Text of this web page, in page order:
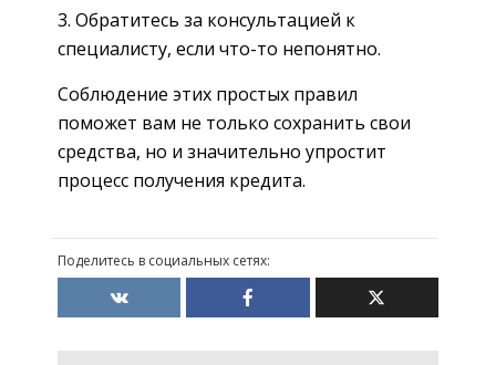
Обратитесь за консультацией к
специалисту, если что-то непонятно.
Соблюдение этих простых правил
поможет вам не только сохранить свои
средства, но и значительно упростит
процесс получения кредита.
Поделитесь в социальных сетях: